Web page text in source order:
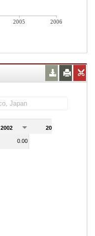
2005
2006
2002 2003
0.00